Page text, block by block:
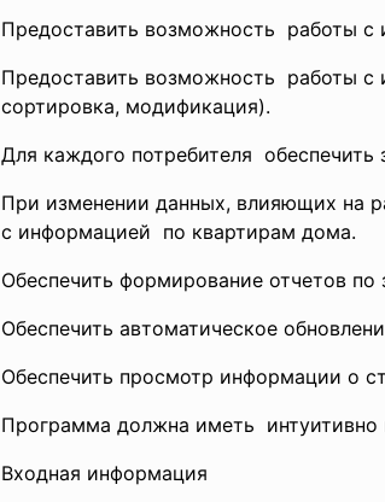
Предоставить возможность работы с
Предоставить возможность работы с
сортировка, модификация).
Для каждого потребителя
При изменении данных, влияющих на
с информацией по квартирам дома.
Обеспечить формирование отчетов
Обеспечить автоматическое
Обеспечить просмотр информации о
Программа должна иметь интуитивно
Входная информация